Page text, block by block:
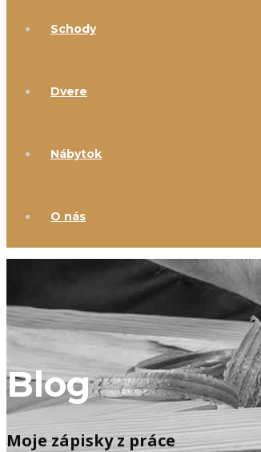
Schody
Dvere
Nábytok
O nás
Blog
Moje zápisky z práce